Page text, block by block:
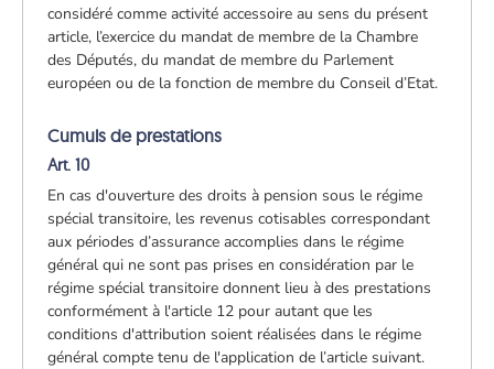
considéré comme activité accessoire au sens du présent
article, l’exercice du mandat de membre de la Chambre
des Députés, du mandat de membre du Parlement
européen ou de la fonction de membre du Conseil d’Etat.
Cumuls de prestations
Art. 10
En cas d'ouverture des droits à pension sous le régime
spécial transitoire, les revenus cotisables correspondant
aux périodes d’assurance accomplies dans le régime
général qui ne sont pas prises en considération par le
régime spécial transitoire donnent lieu à des prestations
conformément à l'article 12 pour autant que les
conditions d'attribution soient réalisées dans le régime
général compte tenu de l'application de l’article suivant.